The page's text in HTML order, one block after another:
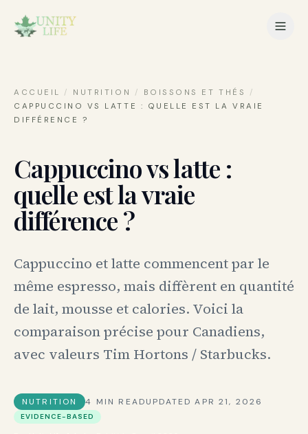
ACCUEIL / NUTRITION / BOISSONS ET THÉS
/
CAPPUCCINO VS LATTE : QUELLE EST LA VRAIE
DIFFÉRENCE ?
Cappuccino vs latte :
quelle est la vraie
différence ?
Cappuccino et latte commencent par le
même espresso, mais diffèrent en quantité
de lait, mousse et calories. Voici la
comparaison précise pour Canadiens,
avec valeurs Tim Hortons / Starbucks.
NUTRITION 4 MIN READUPDATED APR 21, 2026
EVIDENCE-BASED